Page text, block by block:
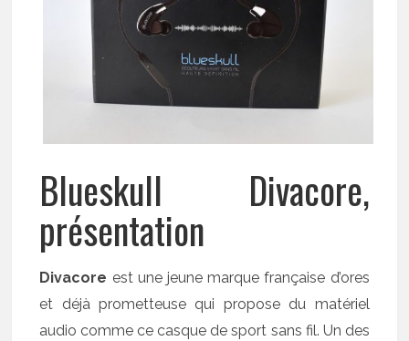
Blueskull Divacore,
présentation
Divacore est une jeune marque française d’ores
et déjà prometteuse qui propose du matériel
audio comme ce casque de sport sans fil. Un des